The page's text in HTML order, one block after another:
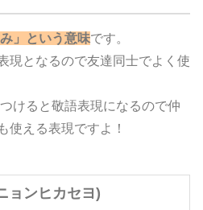
」という意味です。
現となるので友達同士でよく使
けると敬語表現になるので仲
使える表現ですよ！
ョンヒカセヨ)